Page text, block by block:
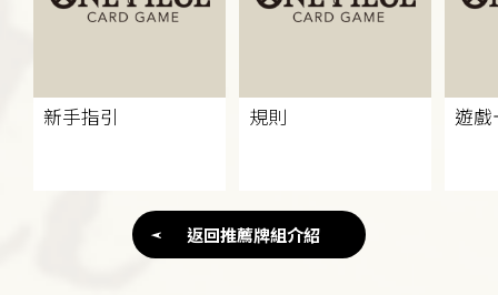
新手指引 規則 遊
返回推薦牌組介紹